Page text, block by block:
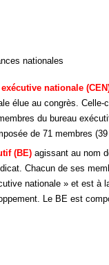
nationales
nationale
élue au congrès. Celle-
du bureau
de 71 membres
(BE) agissant au nom
Chacun de ses
nationale » et est à
Le BE est